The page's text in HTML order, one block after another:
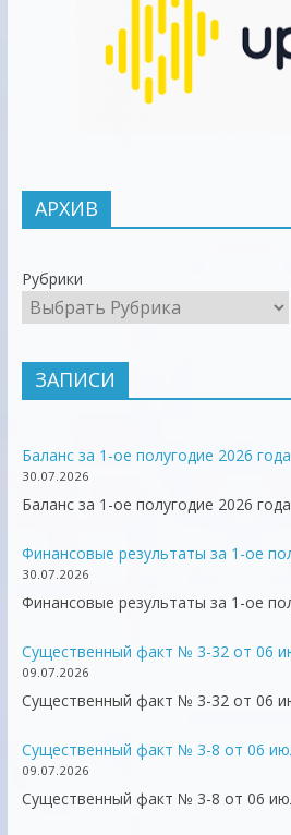
АРХИВ
Рубрики
ЗАПИСИ
Баланс за 1-ое полугодие 2026 года
30.07.2026
Баланс за 1-ое полугодие 2026 года
Финансовые результаты за 1-ое
30.07.2026
Финансовые результаты за 1-ое
Существенный факт № 3-32 от 06
09.07.2026
Существенный факт № 3-32 от 06
Существенный факт № 3-8 от 06
09.07.2026
Существенный факт № 3-8 от 06